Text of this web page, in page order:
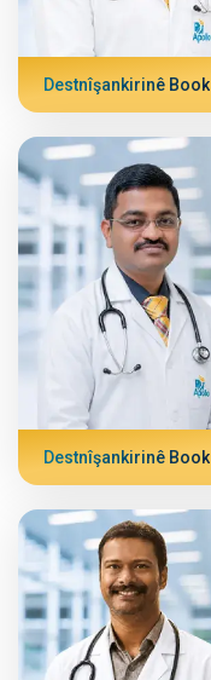
Destnîşankirinê Book
Destnîşankirinê Book